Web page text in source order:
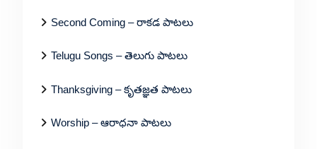
Second Coming – రాకడ పాటలు
Telugu Songs – తెలుగు పాటలు
Thanksgiving – కృతజ్ఞత పాటలు
Worship – ఆరాధనా పాటలు